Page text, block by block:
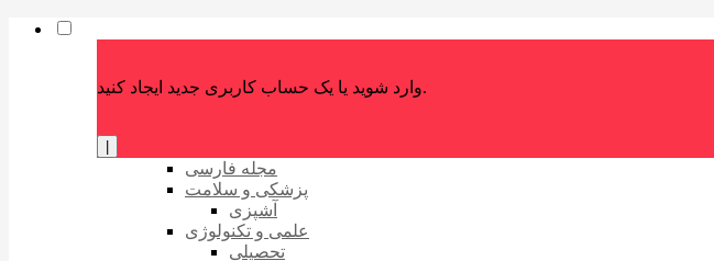
وارد شوید یا یک حساب کاربری جدید ایجاد کنید.
مجله فارسی
پزشکی و سلامت
آشپزی
علمی و تکنولوژی
تحصیلی